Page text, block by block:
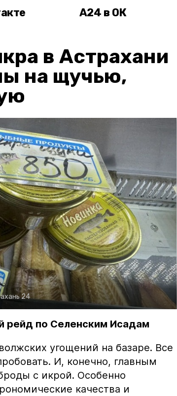
А24 в ОК
в Астрахани
на щучью,
24
рейд по Селенским Исадам
угощений на базаре. Все
И, конечно, главным
с икрой. Особенно
качества и